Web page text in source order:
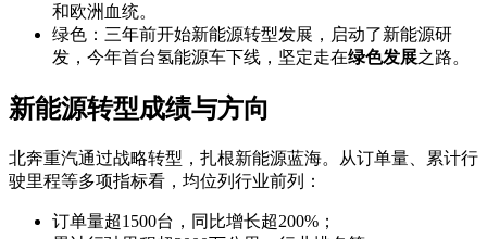
和欧洲血统。
绿色：三年前开始新能源转型发展，启动了新能源研
发，今年首台氢能源车下线，坚定走在绿色发展之路。
新能源转型成绩与方向
北奔重汽通过战略转型，扎根新能源蓝海。从订单量、累计行
驶里程等多项指标看，均位列行业前列：
订单量超1500台，同比增长超200%；